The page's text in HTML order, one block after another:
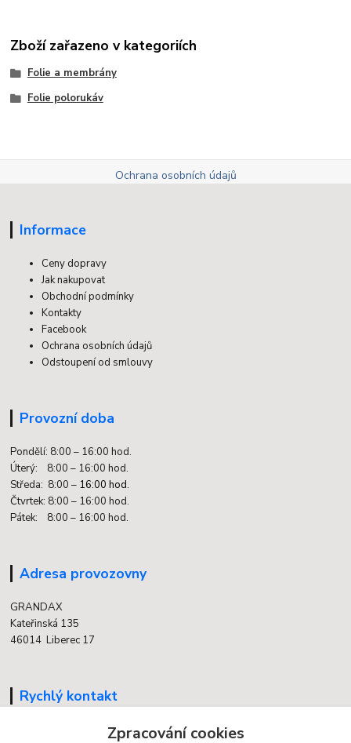
Zboží zařazeno v kategoriích
Folie a membrány
Folie polorukáv
Ochrana osobních údajů
Informace
Ceny dopravy
Jak nakupovat
Obchodní podmínky
Kontakty
Facebook
Ochrana osobních údajů
Odstoupení od smlouvy
Provozní doba
Pondělí: 8:00 – 16:00 hod.
Úterý: 8:00 – 16:00 hod.
Středa: 8:00 – 16:00 hod.
Čtvrtek: 8:00 – 16:00 hod.
Pátek: 8:00 – 16:00 hod.
Adresa provozovny
GRANDAX
Kateřinská 135
46014 Liberec 17
Rychlý kontakt
Zpracování cookies